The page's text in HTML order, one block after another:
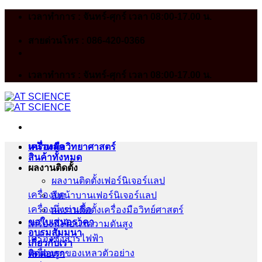
Skip
เวลาทำการ : จันทร์-ศุกร์ เวลา 08:00-17.00 น.
สายด่วนโทร : 086-420-0366
เวลาทำการ : จันทร์-ศุกร์ เวลา 08:00-17.00 น.
หน้าหลัก
สินค้าทั้งหมด
ผลงานติดตั้ง
ผลงานติดตั้งเฟอร์นิเจอร์เเลป
สีหน้าบานเฟอร์นิเจอร์เเลป
ผลงานติดตั้งเครื่องมือวิทย์ศาสตร์
ขอใบเสนอราคา
อบรมสัมมนา
เกี่ยวกับเรา
ติดต่อเรา
เครื่องมือวิทยาศาสตร์
เครื่องบด
เครื่องนึ่งฆ่าเชื้อ
เครื่องนึ่งไอน้ำความดันสูง
เครื่องชั่งสารไฟฟ้า
เครื่องดูดของเหลวตัวอย่าง